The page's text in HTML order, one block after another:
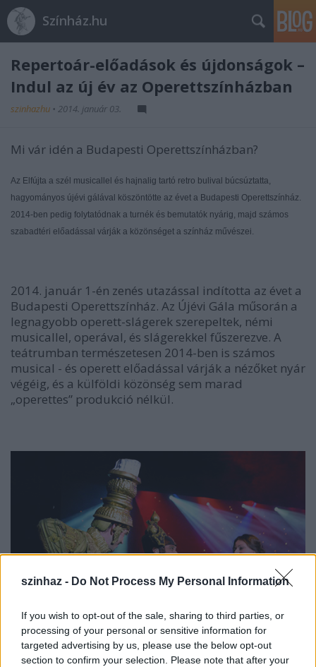
szinhaz - Do Not Process My Personal Information
If you wish to opt-out of the sale, sharing to third parties, or
processing of your personal or sensitive information for
targeted advertising by us, please use the below opt-out
section to confirm your selection. Please note that after your
Színház.hu
Repertoár-előadások és újdonságok –
Indul az új év az Operettszínházban
szinhazhu • 2014. január 03.
Mi vár idén a Budapesti Operettszínházban?
Az Elfújta a szél musicallel és hajnalig tartó retro bulival búcsúztatta,
hagyományos újévi gálával köszöntötte az évet a Budapesti Operettszínház.
2014-ben pedig folytatódnak a turnék és bemutatók nyárig, majd számos
szabadtéri előadással várják a közönséget a színház művészei.
2014. január 1-én zenés utazással indította az évet a
Budapesti Operettszínház. Az Újévi Gála műsorán a
legnagyobb operett-slágerek szerepeltek, némi
musicallel, operával, és slágerekkel fűszerezve. A
teátrumban természetesen 2014-ben is számos
musical - és operett előadással várják a nézőket nyár
végéig, és a külföldi közönség sem marad
„operettes” produkció nélkül.